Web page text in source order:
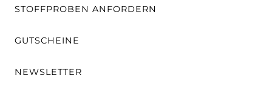
STOFFPROBEN ANFORDERN
GUTSCHEINE
NEWSLETTER